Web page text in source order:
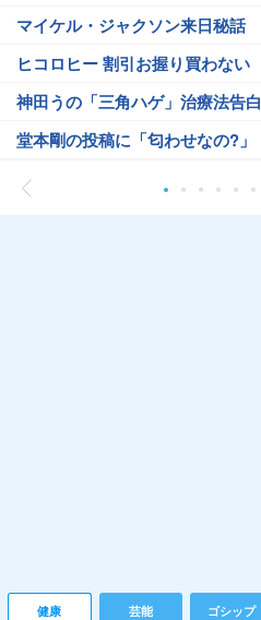
マイケル・ジャクソン来日秘話
ヒコロヒー 割引お握り買わない
神田うの「三角ハゲ」治療法告白
堂本剛の投稿に「匂わせなの?」
健康 芸能 ゴシップ